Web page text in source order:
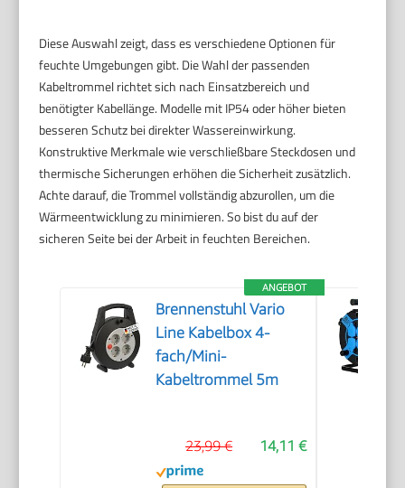
Diese Auswahl zeigt, dass es verschiedene Optionen für
feuchte Umgebungen gibt. Die Wahl der passenden
Kabeltrommel richtet sich nach Einsatzbereich und
benötigter Kabellänge. Modelle mit IP54 oder höher bieten
besseren Schutz bei direkter Wassereinwirkung.
Konstruktive Merkmale wie verschließbare Steckdosen und
thermische Sicherungen erhöhen die Sicherheit zusätzlich.
Achte darauf, die Trommel vollständig abzurollen, um die
Wärmeentwicklung zu minimieren. So bist du auf der
sicheren Seite bei der Arbeit in feuchten Bereichen.
ANGEBOT
Brennenstuhl Vario
Line Kabelbox 4-
fach/Mini-
Kabeltrommel 5m
14,11 €
23,99 €